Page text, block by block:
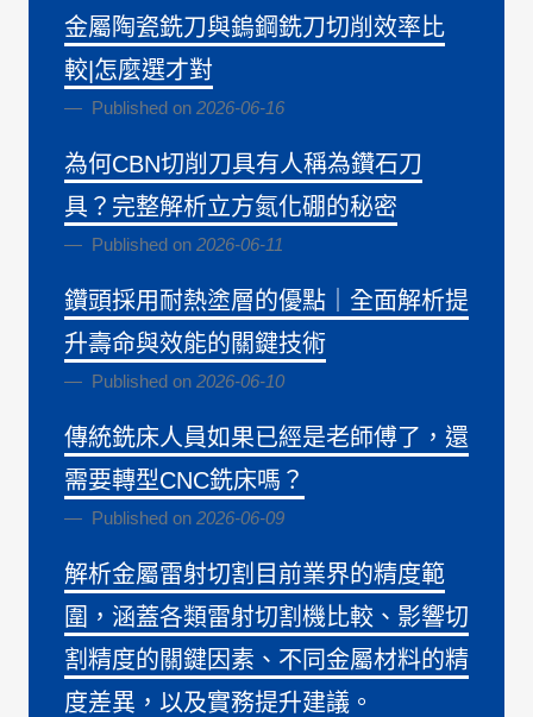
金屬陶瓷銑刀與鎢鋼銑刀切削效率比
較|怎麼選才對
Published on 2026-06-16
為何CBN切削刀具有人稱為鑽石刀
具？完整解析立方氮化硼的秘密
Published on 2026-06-11
鑽頭採用耐熱塗層的優點｜全面解析提
升壽命與效能的關鍵技術
Published on 2026-06-10
傳統銑床人員如果已經是老師傅了，還
需要轉型CNC銑床嗎？
Published on 2026-06-09
解析金屬雷射切割目前業界的精度範
圍，涵蓋各類雷射切割機比較、影響切
割精度的關鍵因素、不同金屬材料的精
度差異，以及實務提升建議。